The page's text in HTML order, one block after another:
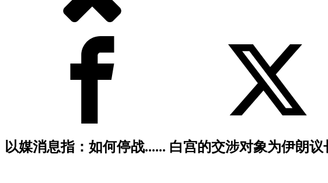
以媒消息指：如何停战...... 白宫的交涉对象为伊朗